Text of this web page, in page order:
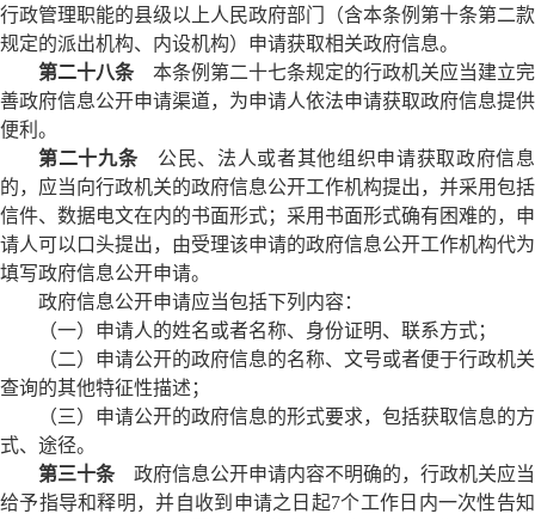
行政管理职能的县级以上人民政府部门（含本条例第十条第二款
规定的派出机构、内设机构）申请获取相关政府信息。
第二十八条本条例第二十七条规定的行政机关应当建立完
善政府信息公开申请渠道，为申请人依法申请获取政府信息提供
便利。
第二十九条公民、法人或者其他组织申请获取政府信息
的，应当向行政机关的政府信息公开工作机构提出，并采用包括
信件、数据电文在内的书面形式；采用书面形式确有困难的，申
请人可以口头提出，由受理该申请的政府信息公开工作机构代为
填写政府信息公开申请。
政府信息公开申请应当包括下列内容：
（一）申请人的姓名或者名称、身份证明、联系方式；
（二）申请公开的政府信息的名称、文号或者便于行政机关
查询的其他特征性描述；
（三）申请公开的政府信息的形式要求，包括获取信息的方
式、途径。
第三十条政府信息公开申请内容不明确的，行政机关应当
给予指导和释明，并自收到申请之日起7个工作日内一次性告知